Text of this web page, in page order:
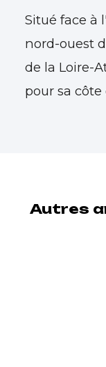
Situé face à
nord-ouest
de la Loire-
pour sa côte
Autres